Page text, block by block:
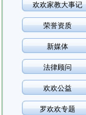
欢欢家教大事记
荣誉资质
新媒体
法律顾问
欢欢公益
罗欢欢专题